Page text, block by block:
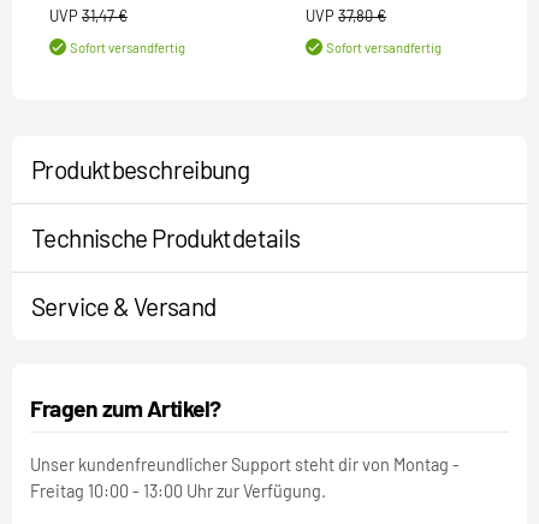
UVP 31,47 €
Sofort versandfertig
UVP 37,80 €
Sofort versandfertig
Produktbeschreibung
Technische Produktdetails
Service & Versand
Fragen zum Artikel?
Unser kundenfreundlicher Support steht dir von Montag -
Freitag 10:00 - 13:00 Uhr zur Verfügung.